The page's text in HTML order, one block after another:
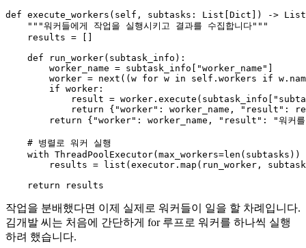
def execute_workers ( self, subtasks: List Dict ) -> List
"""워커들에게 작업을 실행시키고 결과를 수집합니다"""
    results = []
def
run_worker( subtask_info ):
        worker_name = subtask_info[
"worker_name"
        worker =
next ((w for w in self .workers if
if worker:
            result = worker.execute(subtask_info[
return { "worker" : worker_name, "result" :
return { "worker" : worker_name, "result" : "워커
# 병렬로 워커 실행
with ThreadPoolExecutor(max_workers=len (subtasks))
        results =
list (executor. map (run_worker,
return
작업을 분배했다면 이제 실제로 워커들이 일을 할 차례입니다.
김개발 씨는 처음에 간단하게 for 루프로 워커를 하나씩 실행
하려 했습니다.